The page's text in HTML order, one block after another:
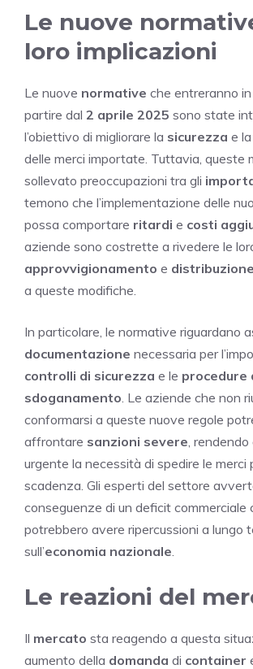
Le nuove
loro implicazioni
Le nuove normative che entreranno
partire dal 2 aprile 2025 sono state
l’obiettivo di migliorare la sicurezza e la
delle merci importate. Tuttavia, queste
sollevato preoccupazioni tra gli
temono che l’implementazione delle
possa comportare ritardi e costi
aziende sono costrette a rivedere le
approvvigionamento e distribuzione
a queste modifiche.
In particolare, le normative riguardano
documentazione necessaria per
controlli di sicurezza e le procedure
sdoganamento . Le aziende che non
conformarsi a queste nuove regole
affrontare sanzioni severe ,
urgente la necessità di spedire le merci
scadenza. Gli esperti del settore
conseguenze di un deficit commerciale
potrebbero avere ripercussioni a lungo
sull’economia nazionale
Le reazioni del
Il mercato sta reagendo a questa
aumento della domanda di container